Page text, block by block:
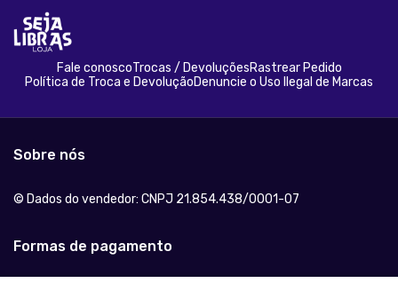
Fale conoscoTrocas / DevoluçõesRastrear Pedido
Política de Troca e DevoluçãoDenuncie o Uso Ilegal de Marcas
Sobre nós
© Dados do vendedor: CNPJ 21.854.438/0001-07
Formas de pagamento